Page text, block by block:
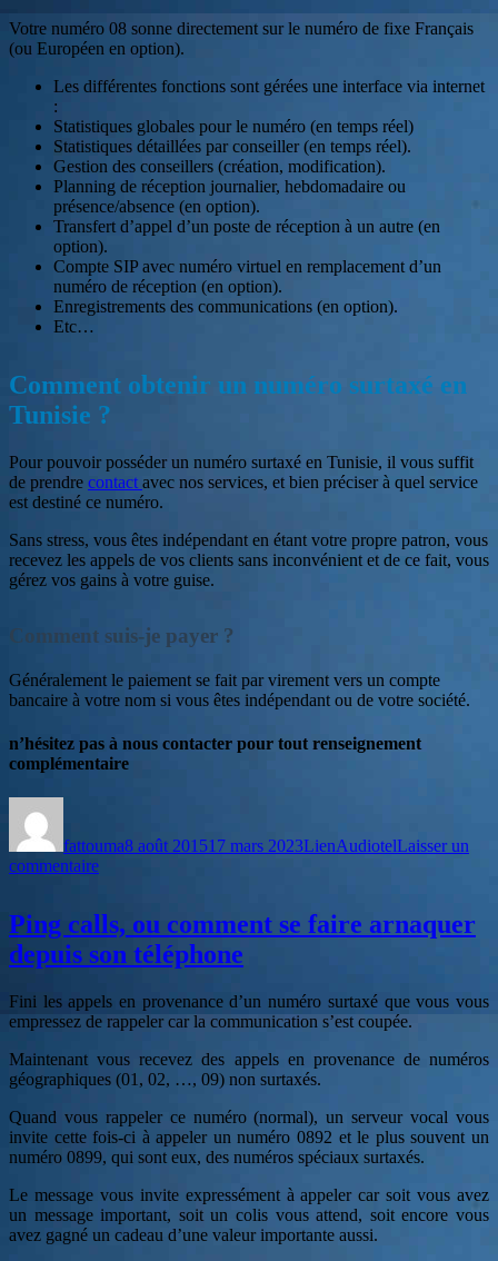
Votre numéro 08 sonne directement sur le numéro de fixe Français
(ou Européen en option).
Les différentes fonctions sont gérées une interface via internet
:
Statistiques globales pour le numéro (en temps réel)
Statistiques détaillées par conseiller (en temps réel).
Gestion des conseillers (création, modification).
Planning de réception journalier, hebdomadaire ou
présence/absence (en option).
Transfert d’appel d’un poste de réception à un autre (en
option).
Compte SIP avec numéro virtuel en remplacement d’un
numéro de réception (en option).
Enregistrements des communications (en option).
Etc…
Comment obtenir un numéro surtaxé en
Tunisie ?
Pour pouvoir posséder un numéro surtaxé en Tunisie, il vous suffit
de prendre contact avec nos services, et bien préciser à quel service
est destiné ce numéro.
Sans stress, vous êtes indépendant en étant votre propre patron, vous
recevez les appels de vos clients sans inconvénient et de ce fait, vous
gérez vos gains à votre guise.
Comment suis-je payer ?
Généralement le paiement se fait par virement vers un compte
bancaire à votre nom si vous êtes indépendant ou de votre société.
n’hésitez pas à nous contacter pour tout renseignement
complémentaire
fattouma8 août 201517 mars 2023LienAudiotelLaisser un
commentairesur
numéro
surtaxé
en
Ping calls, ou comment se faire arnaquer
depuis son téléphone
Fini les appels en provenance d’un numéro surtaxé que vous vous
empressez de rappeler car la communication s’est coupée.
Maintenant vous recevez des appels en provenance de numéros
géographiques (01, 02, …, 09) non surtaxés.
Quand vous rappeler ce numéro (normal), un serveur vocal vous
invite cette fois-ci à appeler un numéro 0892 et le plus souvent un
numéro 0899, qui sont eux, des numéros spéciaux surtaxés.
Le message vous invite expressément à appeler car soit vous avez
un message important, soit un colis vous attend, soit encore vous
avez gagné un cadeau d’une valeur importante aussi.